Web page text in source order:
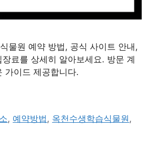
물원 예약 방법, 공식 사이트 안내,
료를 상세히 알아보세요. 방문 계
가이드 제공합니다.
, 예약방법, 옥천수생학습식물원,